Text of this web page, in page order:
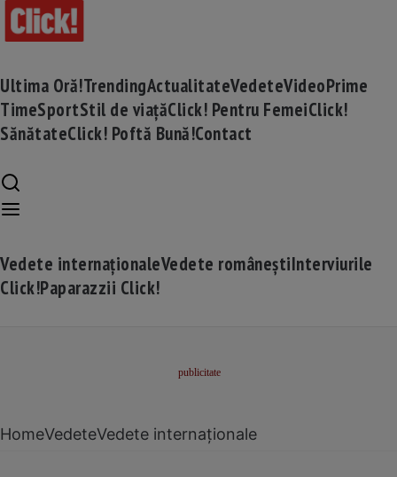
Ultima Oră!TrendingActualitateVedeteVideoPrime
TimeSportStil de viațăClick! Pentru FemeiClick!
SănătateClick! Poftă Bună!Contact
Vedete internaționaleVedete româneștiInterviurile
Click!Paparazzii Click!
HomeVedeteVedete internaționale